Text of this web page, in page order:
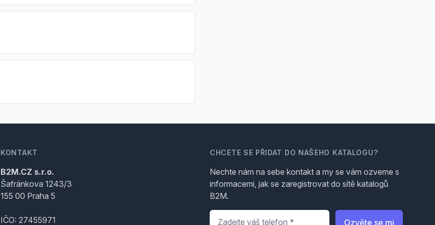
KONTAKT
B2M.CZ s.r.o.
Šafránkova 1243/3
155 00 Praha 5
IČO: 27455971
CHCETE SE PŘIDAT DO NAŠEHO KATALOGU?
Nechte nám na sebe kontakt a my se vám ozveme s
informacemi, jak se zaregistrovat do sítě katalogů
B2M.
Telefon
Ozvěte se mi